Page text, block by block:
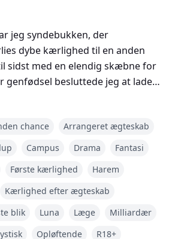
jeg syndebukken, der
dybe kærlighed til en anden
sidst med en elendig skæbne for
genfødsel besluttede jeg at lade
at Peiheng ville søge om
kan en mand, der knap nok kom
liv, pludselig komme tilbage med
du, at du i den nærmeste fremtid
at jeg forsvinder?" spurgte jeg.
han, "vi vil pine hinanden til
som genfødt ved jeg, at Charlie
chance
Arrangeret ægteskab
Campus Drama
Fantasi
Første kærlighed
Harem
Kærlighed efter ægteskab
blik
Luna Læge
Milliardær
Opløftende
R18+